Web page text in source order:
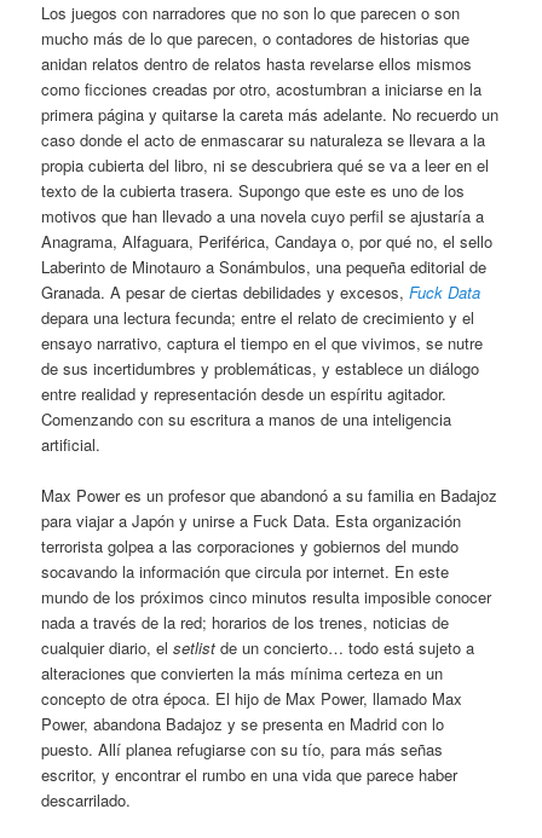
Los juegos con narradores que no son lo que parecen o son
mucho más de lo que parecen, o contadores de historias que
anidan relatos dentro de relatos hasta revelarse ellos mismos
como ficciones creadas por otro, acostumbran a iniciarse en la
primera página y quitarse la careta más adelante. No recuerdo un
caso donde el acto de enmascarar su naturaleza se llevara a la
propia cubierta del libro, ni se descubriera qué se va a leer en el
texto de la cubierta trasera. Supongo que este es uno de los
motivos que han llevado a una novela cuyo perfil se ajustaría a
Anagrama, Alfaguara, Periférica, Candaya o, por qué no, el sello
Laberinto de Minotauro a Sonámbulos, una pequeña editorial de
Granada. A pesar de ciertas debilidades y excesos,Fuck Data
depara una lectura fecunda; entre el relato de crecimiento y el
ensayo narrativo, captura el tiempo en el que vivimos, se nutre
de sus incertidumbres y problemáticas, y establece un diálogo
entre realidad y representación desde un espíritu agitador.
Comenzando con su escritura a manos de una inteligencia
artificial.
Max Power es un profesor que abandonó a su familia en Badajoz
para viajar a Japón y unirse a Fuck Data. Esta organización
terrorista golpea a las corporaciones y gobiernos del mundo
socavando la información que circula por internet. En este
mundo de los próximos cinco minutos resulta imposible conocer
nada a través de la red; horarios de los trenes, noticias de
cualquier diario, elsetlist de un concierto… todo está sujeto a
alteraciones que convierten la más mínima certeza en un
concepto de otra época. El hijo de Max Power, llamado Max
Power, abandona Badajoz y se presenta en Madrid con lo
puesto. Allí planea refugiarse con su tío, para más señas
escritor, y encontrar el rumbo en una vida que parece haber
descarrilado.